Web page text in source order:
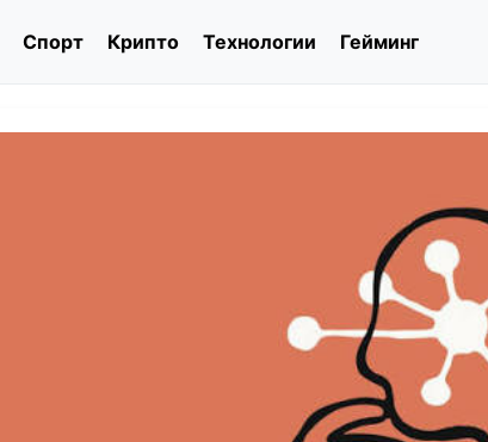
Спорт Крипто Технологии Гейминг